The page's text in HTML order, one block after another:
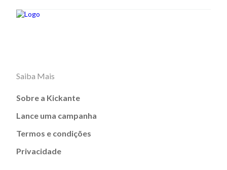
Saiba Mais
Sobre a Kickante
Lance uma campanha
Termos e condições
Privacidade